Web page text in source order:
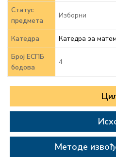
Статус
предмета
Изборни
Катедра
Катедра за
Број ЕСПБ
бодова
4
Методе